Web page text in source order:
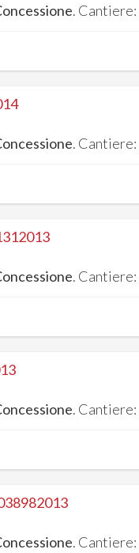
. Cantiere:
. Cantiere:
. Cantiere:
. Cantiere:
. Cantiere: